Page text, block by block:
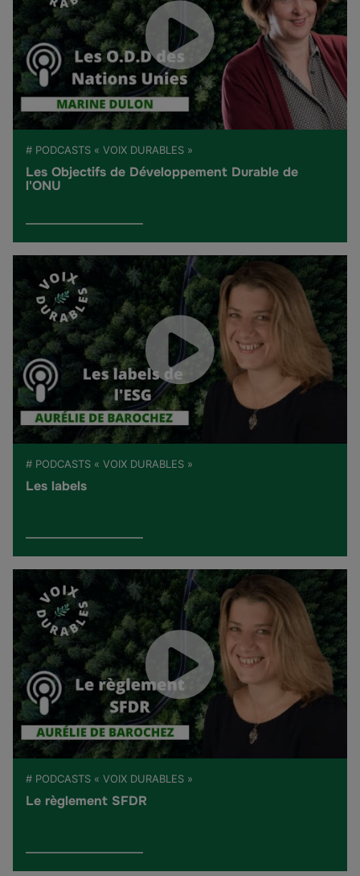
# PODCASTS « VOIX DURABLES »
Les Objectifs de Développement Durable de
l'ONU
# PODCASTS « VOIX DURABLES »
Les labels
# PODCASTS « VOIX DURABLES »
Le règlement SFDR